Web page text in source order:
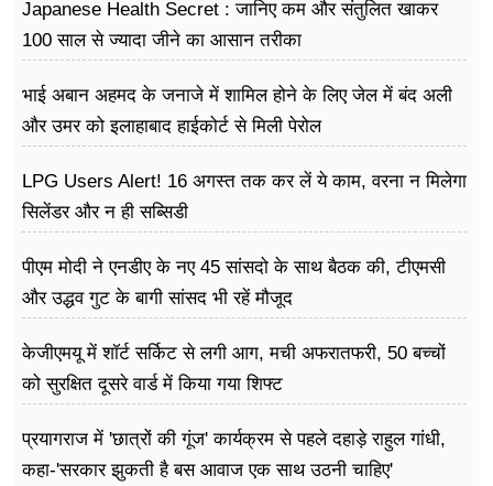
Japanese Health Secret : जानिए कम और संतुलित खाकर
100 साल से ज्यादा जीने का आसान तरीका
भाई अबान अहमद के जनाजे में शामिल होने के लिए जेल में बंद अली
और उमर को इलाहाबाद हाईकोर्ट से मिली पेरोल
LPG Users Alert! 16 अगस्त तक कर लें ये काम, वरना न मिलेगा
सिलेंडर और न ही सब्सिडी
पीएम मोदी ने एनडीए के नए 45 सांसदो के साथ बैठक की, टीएमसी
और उद्धव गुट के बागी सांसद भी रहें मौजूद
केजीएमयू में शॉर्ट सर्किट से लगी आग, मची अफरातफरी, 50 बच्चों
को सुरक्षित दूसरे वार्ड में किया गया शिफ्ट
प्रयागराज में 'छात्रों की गूंज' कार्यक्रम से पहले दहाड़े राहुल गांधी,
कहा-'सरकार झुकती है बस आवाज एक साथ उठनी चाहिए'